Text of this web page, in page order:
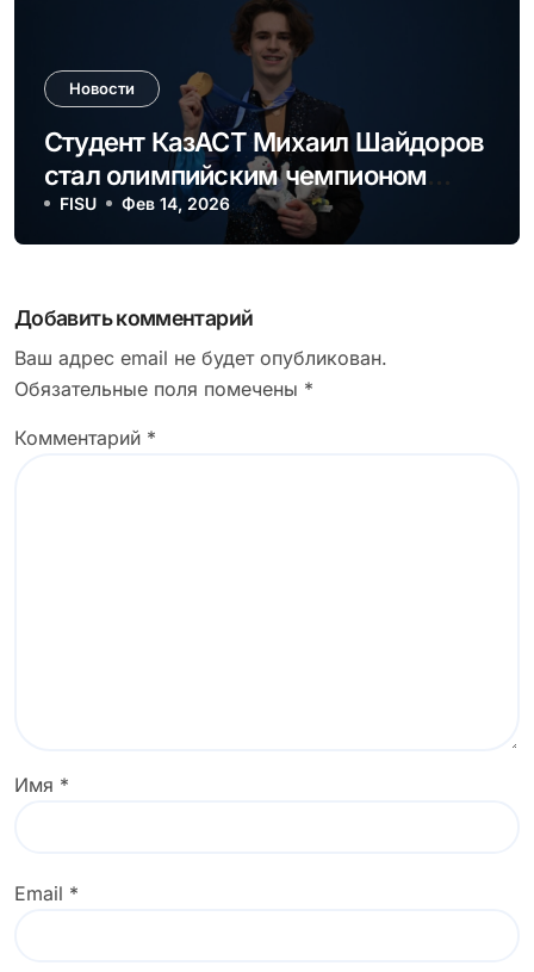
Новости
Студент КазАСТ Михаил Шайдоров
стал олимпийским чемпионом
Milano Cortina 2026
FISU Фев 14, 2026
Добавить комментарий
Ваш адрес email не будет опубликован.
Обязательные поля помечены *
Комментарий *
Имя *
Email *